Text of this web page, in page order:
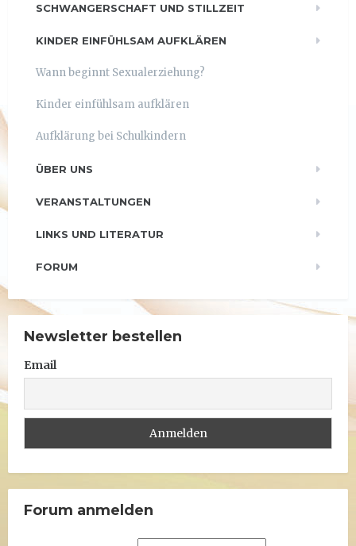
SCHWANGERSCHAFT UND STILLZEIT
KINDER EINFÜHLSAM AUFKLÄREN
Wann beginnt Sexualerziehung?
Kinder einfühlsam aufklären
Aufklärung bei Schulkindern
ÜBER UNS
VERANSTALTUNGEN
LINKS UND LITERATUR
FORUM
Newsletter bestellen
Email
Forum anmelden